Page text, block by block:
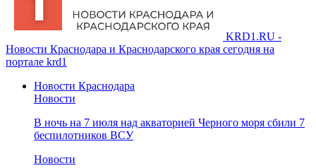
KRD1.RU -
Новости Краснодара и Краснодарского края сегодня на
портале krd1
Новости Краснодара
Новости
В ночь на 7 июля над акваторией Черного моря сбили 7
беспилотников ВСУ
Новости